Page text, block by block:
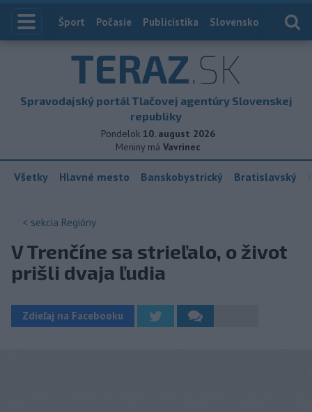
Index
Šport Počasie Publicistika Slovensko
TERAZ.SK
Spravodajský portál Tlačovej agentúry Slovenskej
republiky
Pondelok 10. august 2026
Meniny má Vavrinec
Všetky Hlavné mesto Banskobystrický Bratislavský
< sekcia Regióny
V Trenčíne sa strieľalo, o život
prišli dvaja ľudia
Zdieľaj na Facebooku